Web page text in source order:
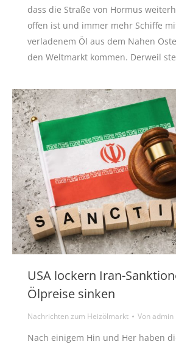
dass die Straße von Hormus
offen ist und immer mehr Schiffe
verladenem Öl aus dem Nahen
den Weltmarkt kommen. Derweil
USA lockern Iran-
Ölpreise sinken
Nachrichten zum Heizölmarkt Vonadmin
Nach einigem Hin und Her haben